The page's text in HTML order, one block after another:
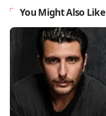
You Might Also Like